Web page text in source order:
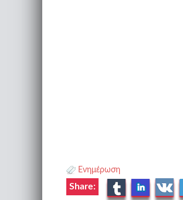
Ενημέρωση
Share: